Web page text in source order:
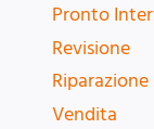
Pronto
Revisione
Riparazione
Vendita